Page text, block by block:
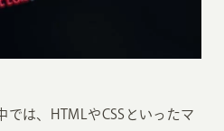
では、HTMLやCSSといったマ